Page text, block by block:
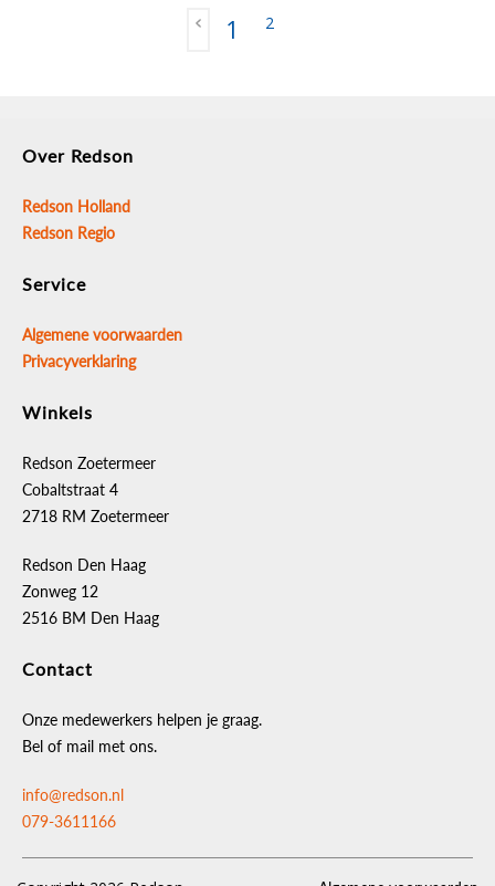
1 2
Over Redson
Redson Holland
Redson Regio
Service
Algemene voorwaarden
Privacyverklaring
Winkels
Redson Zoetermeer
Cobaltstraat 4
2718 RM Zoetermeer
Redson Den Haag
Zonweg 12
2516 BM Den Haag
Contact
Onze medewerkers helpen je graag.
Bel of mail met ons.
info@redson.nl
079-3611166